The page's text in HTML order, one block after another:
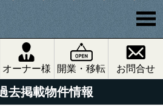
オーナー様 開業・移転 お問合せ
去掲載物件情報